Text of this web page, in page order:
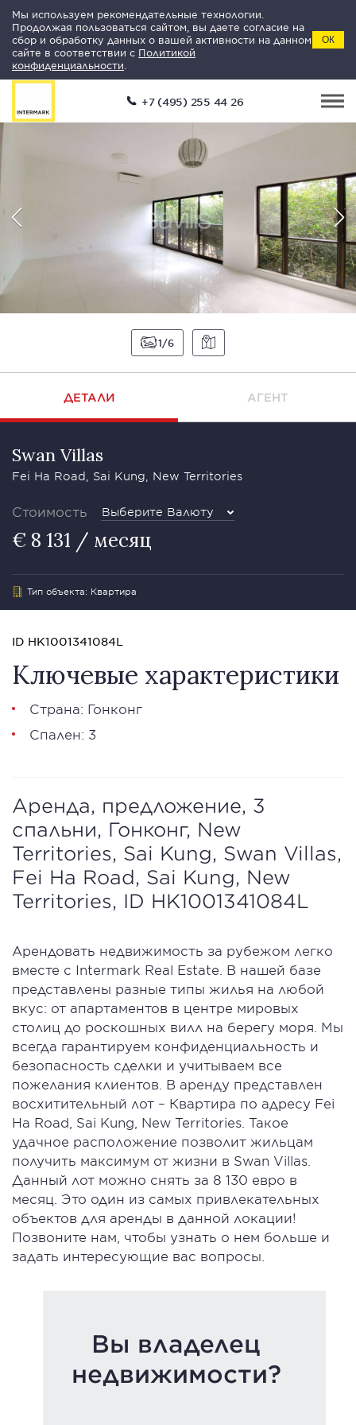
Мы используем рекомендательные технологии.
Продолжая пользоваться сайтом, вы даете согласие на
сбор и обработку данных о вашей активности на данном
сайте в соответствии с Политикой
конфиденциальности
ОК
+7 (495) 255 44 26
1 6
ДЕТАЛИ АГЕНТ
Swan Villas
Fei Ha Road, Sai Kung, New Territories
Стоимость Выберите Валюту
€ 8 131 / месяц
Тип объекта: Квартира
ID HK1001341084L
Ключевые характеристики
Страна: Гонконг
Спален: 3
Аренда, предложение, 3
спальни, Гонконг, New
Territories, Sai Kung, Swan Villas,
Fei Ha Road, Sai Kung, New
Territories, ID HK1001341084L
Арендовать недвижимость за рубежом легко
вместе с Intermark Real Estate. В нашей базе
представлены разные типы жилья на любой
вкус: от апартаментов в центре мировых
столиц до роскошных вилл на берегу моря. Мы
всегда гарантируем конфиденциальность и
безопасность сделки и учитываем все
пожелания клиентов. В аренду представлен
восхитительный лот – Квартира по адресу Fei
Ha Road, Sai Kung, New Territories. Такое
удачное расположение позволит жильцам
получить максимум от жизни в Swan Villas.
Данный лот можно снять за 8 130 евро в
месяц. Это один из самых привлекательных
объектов для аренды в данной локации!
Позвоните нам, чтобы узнать о нем больше и
задать интересующие вас вопросы.
Вы владелец
недвижимости?